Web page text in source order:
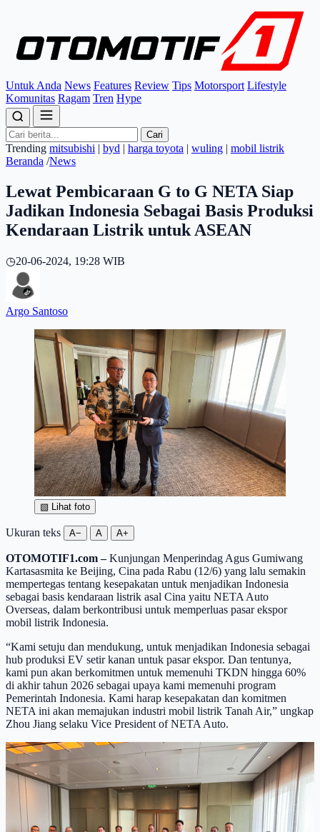
Untuk Anda News Features Review Tips Motorsport Lifestyle
Komunitas Ragam Tren Hype
Cari
Trending mitsubishi | byd | harga toyota | wuling | mobil listrik
Beranda /News
Lewat Pembicaraan G to G NETA Siap
Jadikan Indonesia Sebagai Basis Produksi
Kendaraan Listrik untuk ASEAN
◷20-06-2024, 19:28 WIB
Argo Santoso
▧ Lihat foto
Ukuran teks A− A A+
OTOMOTIF1.com –Kunjungan Menperindag Agus Gumiwang
Kartasasmita ke Beijing, Cina pada Rabu (12/6) yang lalu semakin
mempertegas tentang kesepakatan untuk menjadikan Indonesia
sebagai basis kendaraan listrik asal Cina yaitu NETA Auto
Overseas, dalam berkontribusi untuk memperluas pasar ekspor
mobil listrik Indonesia.
“Kami setuju dan mendukung, untuk menjadikan Indonesia sebagai
hub produksi EV setir kanan untuk pasar ekspor. Dan tentunya,
kami pun akan berkomitmen untuk memenuhi TKDN hingga 60%
di akhir tahun 2026 sebagai upaya kami memenuhi program
Pemerintah Indonesia. Kami harap kesepakatan dan komitmen
NETA ini akan memajukan industri mobil listrik Tanah Air,” ungkap
Zhou Jiang selaku Vice President of NETA Auto.